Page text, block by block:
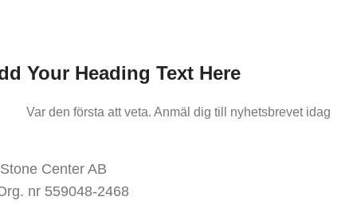
Your Heading Text Here
Var den första att veta. Anmäl dig till nyhetsbrevet idag
Stone Center AB
nr 559048-2468